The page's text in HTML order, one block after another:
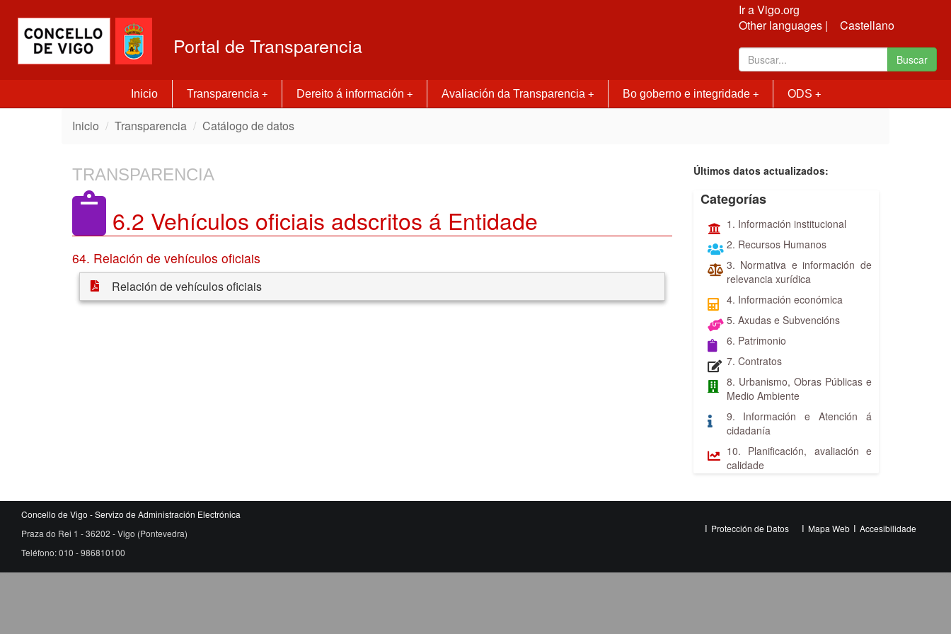
Ir a Vigo.org
Other languages |
Castellano
Buscar
Portal de Transparencia
Inicio +
Transparencia +
Dereito á información +
Avaliación da Transparencia +
Bo goberno e integridade +
ODS
Inicio Transparencia Catálogo de datos
TRANSPARENCIA
6.2 Vehículos oficiais adscritos á Entidade
64. Relación de vehículos oficiais
Relación de vehículos oficiais
Últimos datos actualizados:
Categorías
1. Información institucional
2. Recursos Humanos
3. Normativa e información de
relevancia xurídica
4. Información económica
5. Axudas e Subvencións
6. Patrimonio
7. Contratos
8. Urbanismo, Obras Públicas e
Medio Ambiente
9. Información e Atención á
cidadanía
10. Planificación, avaliación e
calidade
Concello de Vigo - Servizo de Administración Electrónica
Praza do Rei 1 - 36202 - Vigo (Pontevedra)
Teléfono: 010 - 986810100
Protección de Datos Mapa Web Accesibilidade